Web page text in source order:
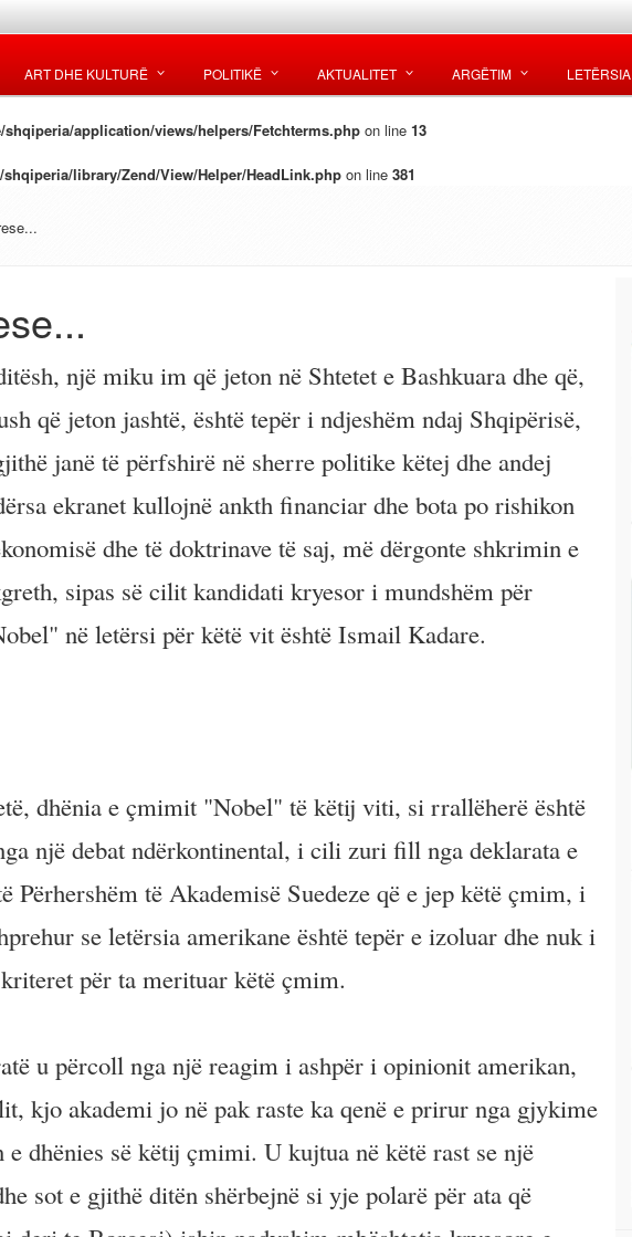
ART DHE KULTURË POLITIKË AKTUALITET ARGËTIM LETËRSIA
shqiperia/application/views/helpers/Fetchterms.php on line 13
shqiperia/library/Zend/View/Helper/HeadLink.php on line 381
një miku im që jeton në Shtetet e Bashkuara dhe që,
që jeton jashtë, është tepër i ndjeshëm ndaj Shqipërisë,
janë të përfshirë në sherre politike këtej dhe andej
ekranet kullojnë ankth financiar dhe bota po rishikon
dhe të doktrinave të saj, më dërgonte shkrimin e
sipas së cilit kandidati kryesor i mundshëm për
në letërsi për këtë vit është Ismail Kadare.
dhënia e çmimit "Nobel" të këtij viti, si rrallëherë është
një debat ndërkontinental, i cili zuri fill nga deklarata e
Përhershëm të Akademisë Suedeze që e jep këtë çmim, i
se letërsia amerikane është tepër e izoluar dhe nuk i
për ta merituar këtë çmim.
u përcoll nga një reagim i ashpër i opinionit amerikan,
kjo akademi jo në pak raste ka qenë e prirur nga gjykime
dhënies së këtij çmimi. U kujtua në këtë rast se një
sot e gjithë ditën shërbejnë si yje polarë për ata që